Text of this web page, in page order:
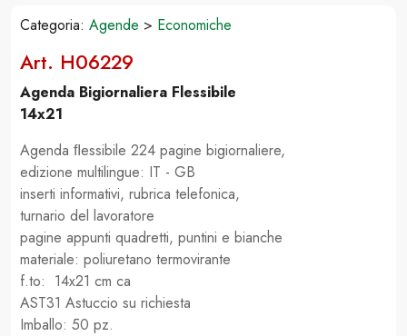
Categoria: Agende > Economiche
Art. H06229
Agenda Bigiornaliera Flessibile
14x21
Agenda ﬂessibile 224 pagine bigiornaliere,
edizione multilingue: IT - GB
inserti informativi, rubrica telefonica,
turnario del lavoratore
pagine appunti quadretti, puntini e bianche
materiale: poliuretano termovirante
f.to: 14x21 cm ca
AST31 Astuccio su richiesta
Imballo: 50 pz.